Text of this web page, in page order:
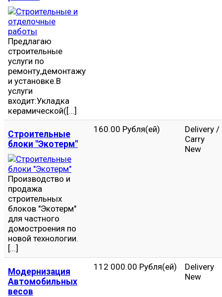
Предлагаю
строительные
услуги по
ремонту,демонтажу
и установке.В
услуги
входит:Укладка
керамической([...]
Строительные
блоки "Экотерм"
Производство и
продажа
строительных
блоков "Экотерм"
для частного
домостроения по
новой технологии.
[...]
160.00 Рубля(ей)
Delivery /
Carry
New
Модернизация
Автомобильных
весов
112 000.00 Рубля(ей)
Delivery
New